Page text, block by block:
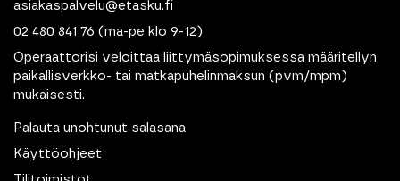
asiakaspalvelu@etasku.fi
02 480 841 76 (ma-pe klo 9-12)
Operaattorisi veloittaa liittymäsopimuksessa määritellyn
paikallisverkko- tai matkapuhelinmaksun (pvm/mpm)
mukaisesti.
Palauta unohtunut salasana
Käyttöohjeet